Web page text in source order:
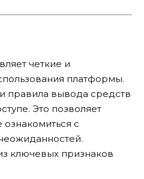
четкие и
платформы.
правила вывода средств
Это позволяет
ознакомиться с
ключевых признаков